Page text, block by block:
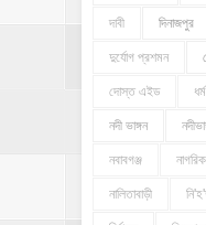
দাবী দিনাজপুর
দুর্যোগ প্রশমন
দোস্ত এইড ধর্ম
নদী ভাঙ্গন
নবাবগঞ্জ নাগরিক
নালিতাবাড়ী